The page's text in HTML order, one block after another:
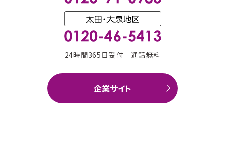
24時間365日受付 通話無料
企業サイト